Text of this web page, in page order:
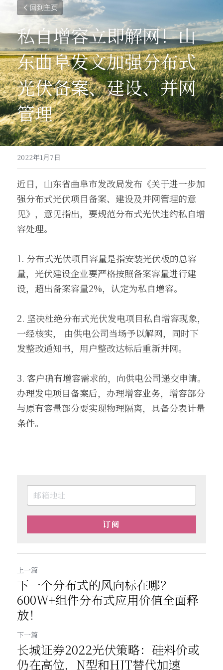
回到主页
私自增容立即解网！山
东曲阜发文加强分布式
光伏备案、建设、并网
管理
2022年1月7日
近日，山东省曲阜市发改局发布《关于进一步加
强分布式光伏项目备案、建设及并网管理的意
见》，意见指出，要规范分布式光伏违约私自增
容处理。
1. 分布式光伏项目容量是指安装光伏板的总容
量，光伏建设企业要严格按照备案容量进行建
设，超出备案容量2%，认定为私自增容。
2. 坚决杜绝分布式光伏发电项目私自增容现象，
一经核实， 由供电公司当场予以解网，同时下
发整改通知书，用户整改达标后重新并网。
3. 客户确有增容需求的，向供电公司递交申请。
办理发电项目备案后，办理增容业务，增容部分
与原有容量部分要实现物理隔离，具备分表计量
条件。
订阅
上一篇
下一个分布式的风向标在哪？
600W+组件分布式应用价值全面释
放！
下一篇
长城证券2022光伏策略：硅料价或
仍在高位，N型和HJT替代加速